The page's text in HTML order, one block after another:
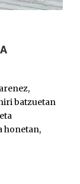
batzuetan
honetan,